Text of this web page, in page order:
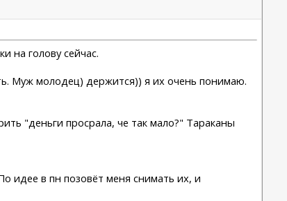
на голову сейчас.
Муж молодец) держится)) я их очень понимаю.
"деньги просрала, че так мало?" Тараканы
идее в пн позовёт меня снимать их, и